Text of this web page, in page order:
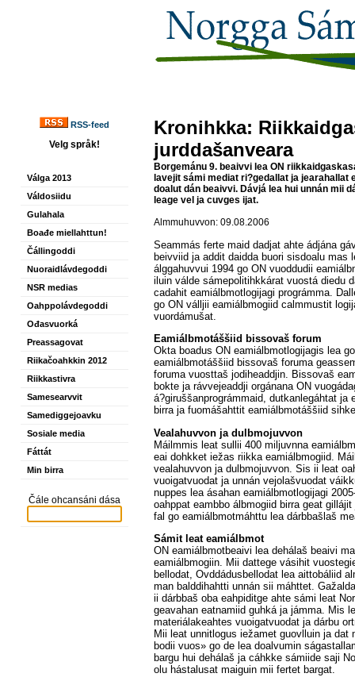
RSS-feed
Velg språk!
Válga 2013
Váldosiidu
Gulahala
Boađe miellahttun!
Čállingoddi
Nuoraidlávdegoddi
NSR medias
Oahppolávdegoddi
Ođasvuorká
Preassagovat
Riikačoahkkin 2012
Riikkastivra
Samesearvvit
Samediggejoavku
Sosiale media
Fáttát
Min birra
Čále ohcansáni dása
Kronihkka:
jurddašanveara
Borgemánu 9. beaivvi lea ON
lavejit sámi mediat ri?gedallat ja jearahallat
doalut dán beaivvi. Dávjá lea hui unnán mii
leage vel ja cuvges ijat.
Almmuhuvvon: 09.08.2006
Seammás ferte maid dadjat ahte ádjána
beivviid ja addit daidda buori sisdoalu mas
álggahuvvui 1994 go ON vuoddudii
iluin válde sámepolitihkkárat vuostá diedu
cadahit eamiálbmotlogijagi prográmma.
go ON válljii eamiálbmogiid calmmustit
vuordámušat.
Eamiálbmotáššiid bissovaš forum
Okta boadus ON eamiálbmotlogijagis lea
eamiálbmotáššiid bissovaš foruma
foruma vuosttaš jodiheaddjin. Bissovaš
bokte ja rávvejeaddji orgánana ON
á?giruššanprográmmaid, dutkanlegáhtat ja
birra ja fuomášahttit eamiálbmotáššiid
Vealahuvvon ja dulbmojuvvon
Máilmmis leat sullii 400 miljuvnna
eai dohkket iežas riikka eamiálbmogiid.
vealahuvvon ja dulbmojuvvon. Sis ii leat
vuoigatvuodat ja unnán vejolašvuodat
nuppes lea ásahan eamiálbmotlogijagi
oahppat eambbo álbmogiid birra geat
fal go eamiálbmotmáhttu lea dárbbašlaš
Sámit leat eamiálbmot
ON eamiálbmotbeaivi lea dehálaš beaivi
eamiálbmogiin. Mii dattege vásihit
bellodat, Ovddádusbellodat lea aittobáliid
man balddihahtti unnán sii máhttet.
ii dárbbaš oba eahpiditge ahte sámi leat
geavahan eatnamiid guhká ja jámma. Mis
materiálakeahtes vuoigatvuodat ja dárbu
Mii leat unnitlogus iežamet guovlluin ja
bodii vuos» go de lea doalvumin
bargu hui dehálaš ja cáhkke sámiide saji
olu hástalusat maiguin mii fertet bargat.